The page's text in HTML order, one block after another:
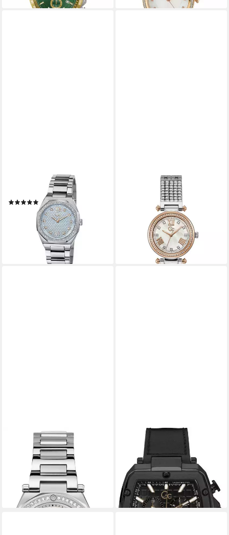
Quarzuhr Coussin Sleek Lady
(1)
ab 239,00 € UVP499,00 €
lieferbar - in 2-3 Werktagen bei dir
Quarzuhr PrimeChic Silber
Y47009L1MF
UVP519,00 €
lieferbar - in 2-3 Werktagen bei dir
Quarzuhr Legacy Lady
299,00 € UVP549,00 €
lieferbar - in 2-3 Werktagen bei dir
Chronograph Spirit Tonneau
Y83003G2MF
349,00 € UVP699,00 €
-50%
lieferbar - in 2-3 Werktagen bei dir